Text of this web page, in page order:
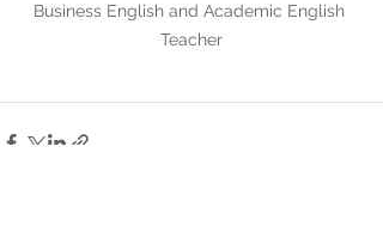
Business English and Academic English
Teacher